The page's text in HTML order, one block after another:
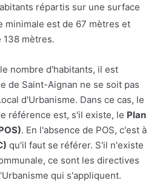
répartis sur une surface
minimale est de 67 mètres et
138 mètres.
nombre d'habitants, il est
de Saint-Aignan ne se soit pas
d'Urbanisme. Dans ce cas, le
référence est, s'il existe, le Plan
. En l'absence de POS, c'est à
qu'il faut se référer. S'il n'existe
ce sont les directives
qui s'appliquent.